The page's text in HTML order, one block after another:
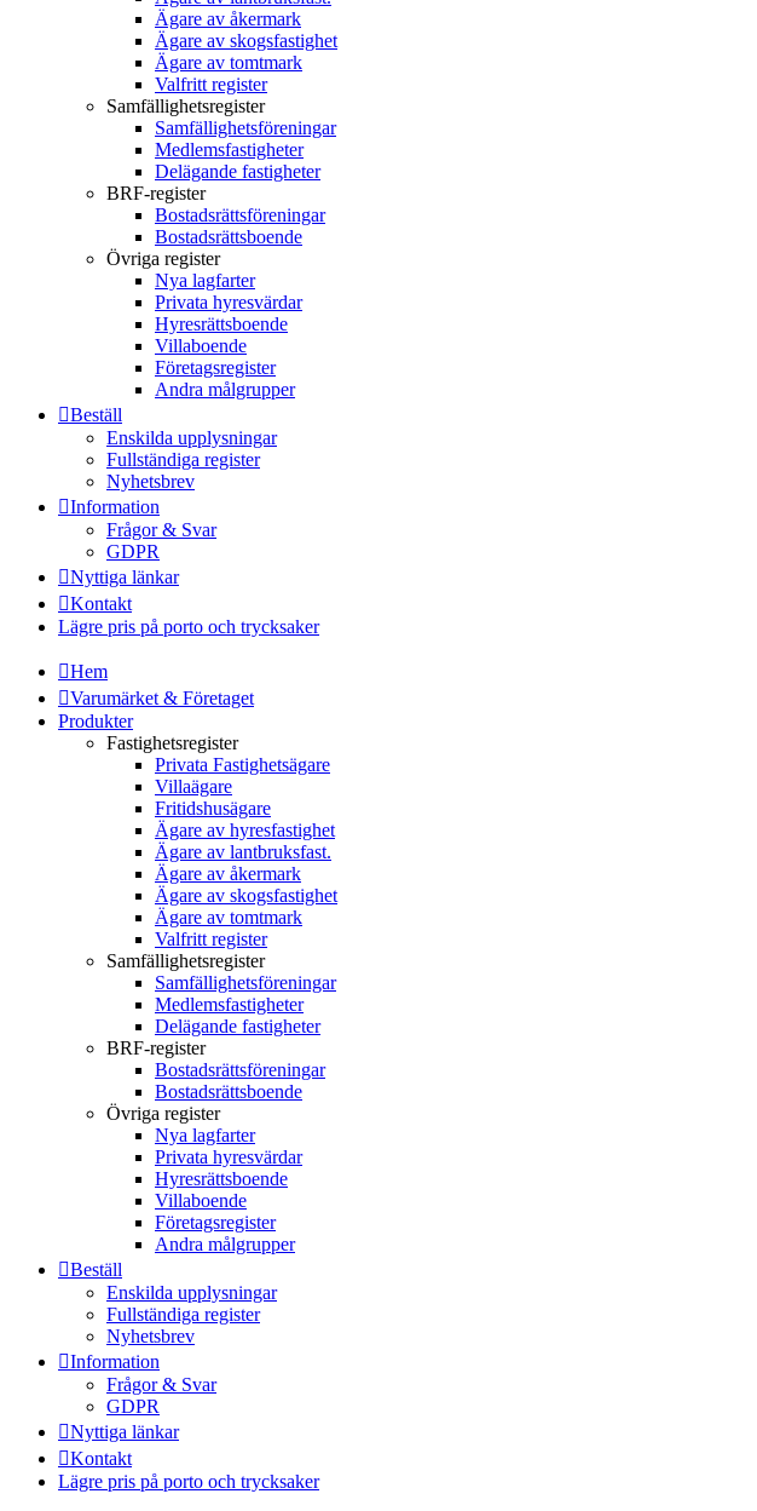
Ägare av åkermark
Ägare av skogsfastighet
Ägare av tomtmark
Valfritt register
Samfällighetsregister
Samfällighetsföreningar
Medlemsfastigheter
Delägande fastigheter
BRF-register
Bostadsrättsföreningar
Bostadsrättsboende
Övriga register
Nya lagfarter
Privata hyresvärdar
Hyresrättsboende
Villaboende
Företagsregister
Andra målgrupper
Beställ
Enskilda upplysningar
Fullständiga register
Nyhetsbrev
Information
Frågor & Svar
GDPR
Nyttiga länkar
Kontakt
Lägre pris på porto och trycksaker
Hem
Varumärket & Företaget
Produkter
Fastighetsregister
Privata Fastighetsägare
Villaägare
Fritidshusägare
Ägare av hyresfastighet
Ägare av lantbruksfast.
Ägare av åkermark
Ägare av skogsfastighet
Ägare av tomtmark
Valfritt register
Samfällighetsregister
Samfällighetsföreningar
Medlemsfastigheter
Delägande fastigheter
BRF-register
Bostadsrättsföreningar
Bostadsrättsboende
Övriga register
Nya lagfarter
Privata hyresvärdar
Hyresrättsboende
Villaboende
Företagsregister
Andra målgrupper
Beställ
Enskilda upplysningar
Fullständiga register
Nyhetsbrev
Information
Frågor & Svar
GDPR
Nyttiga länkar
Kontakt
Lägre pris på porto och trycksaker